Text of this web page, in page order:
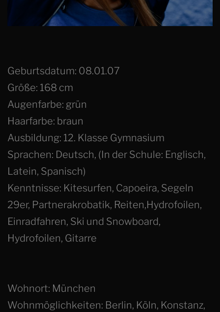
Geburtsdatum: 08.01.07
Größe: 168 cm
Augenfarbe: grün
Haarfarbe: braun
Ausbildung: 12. Klasse Gymnasium
Sprachen: Deutsch, (In der Schule: Englisch,
Latein, Spanisch)
Kenntnisse: Kitesurfen, Capoeira, Segeln
29er, Partnerakrobatik, Reiten,Hydrofoilen,
Einradfahren, Ski und Snowboard,
Hydrofoilen, Gitarre
Wohnort: München
Wohnmöglichkeiten: Berlin, Köln, Konstanz,